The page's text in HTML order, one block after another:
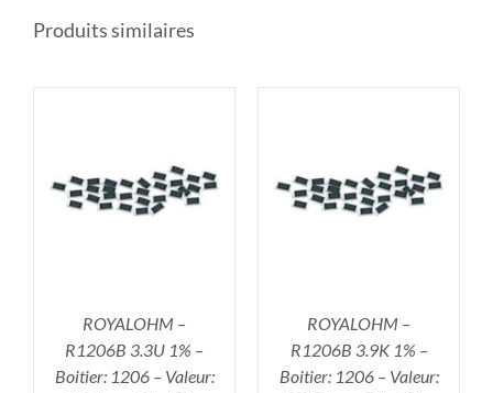
Produits similaires
ROYALOHM –
R1206B 3.3U 1% –
Boitier: 1206 – Valeur:
AJOUTER AU PANIER
/
DÉTAILS
ROYALOHM –
R1206B 3.9K 1% –
Boitier: 1206 – Valeur: